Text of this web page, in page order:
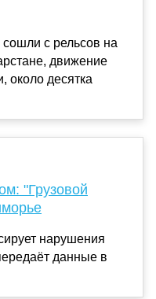
сошли с рельсов на
движение
около десятка
"Грузовой
нарушения
данные в